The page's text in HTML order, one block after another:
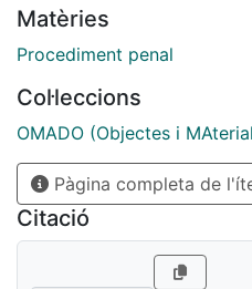
Matèries
Procediment penal
Col·leccions
OMADO (Objectes i
Pàgina completa de
Citació